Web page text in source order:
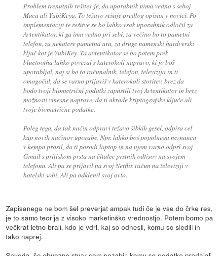
Problem trenutnih rešitev je, da uporabnik nima vedno s seboj
Maca ali YubiKeya. To težavo rešuje predlog opisan v novici. Po
implementaciji te rešitve se bo lahko vsak uporabnik odločil za
Avtentikator, ki ga ima vedno pri sebi, za večino bo to pametni
telefon, za nekatere pametna ura, za druge namenski hardverski
ključ kot je YubiKey. Ta avtentikator se bo potem prek
bluetootha lahko povezal s katerokoli napravo, ki jo boš
uporabljal, naj si bo to računalnik, telefon, televizija in ti
omogočal, da se varno prijaviš v katerokoli storitev, brez da
bodo tvoji biometrični podatki zapustili tvoj Avtentikator in brez
možnosti vmesne naprave, da ti ukrade kriptografske ključe ali
tvoje biometrične podatke.
Poleg tega, da tak način odpravi težavo šibkih gesel, odpira cel
kup novih načinov uporabe. Npr. lahko boš popolnega neznanca
v kempu prosil, da ti posodi laptop in na njem varno odprl svoj
Gmail s pritiskom prsta na čitalec prstnih odtisov na svojem
telefonu. Ali pa se prijavil na svoj Netflix račun na televiziji v
hotelski sobi. Ali pa odklenil svoj avto.
Zapisanega ne bom šel preverjat ampak tudi če je vse do črke res,
je to samo teorija z visoko marketinško vrednostjo. Potem bomo pa
večkrat letno brali, kdo je vdrl, kaj so odnesli, komu so sledili in
tako naprej.